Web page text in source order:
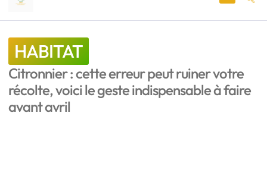
HABITAT
Citronnier : cette erreur peut ruiner votre
récolte, voici le geste indispensable à faire
avant avril